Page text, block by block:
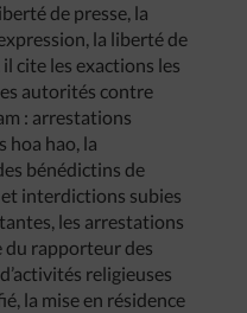
de presse, la
la liberté de
cite les exactions les
autorités contre
: arrestations
hoa hao, la
bénédictins de
et interdictions subies
les arrestations
du rapporteur des
religieuses
la mise en résidence